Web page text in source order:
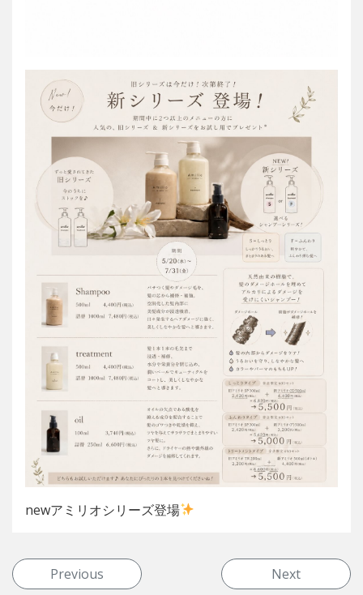
newアミリオシリーズ登場
投稿ナビゲーション
Previous Next